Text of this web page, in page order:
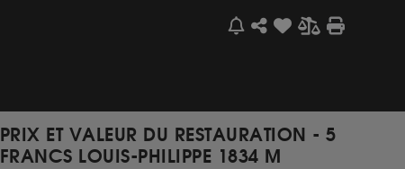
PRIX ET VALEUR DU RESTAURATION - 5
FRANCS LOUIS-PHILIPPE 1834 M